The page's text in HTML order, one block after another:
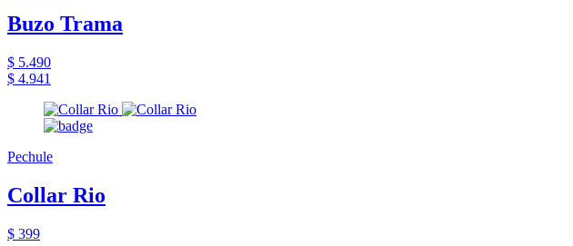
Buzo Trama
$ 5.490
$ 4.941
Pechule
Collar Rio
$ 399